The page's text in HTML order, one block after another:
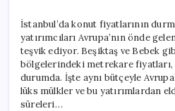
İstanbul’da konut fiyatlarının
yatırımcıları Avrupa’nın önde
teşvik ediyor. Beşiktaş ve Bebek
bölgelerindeki metrekare
durumda. İşte aynı bütçeyle
lüks mülkler ve bu yatırımlardan
süreleri…